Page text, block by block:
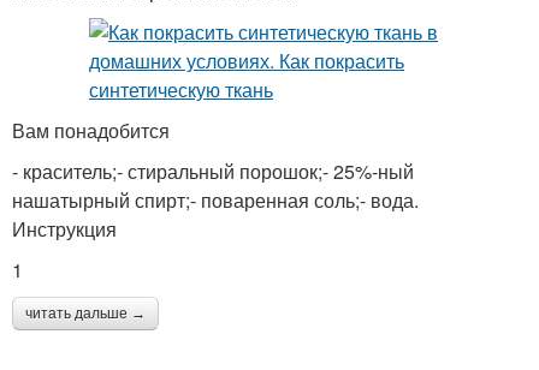
Вам понадобится
- краситель;- стиральный порошок;- 25%-ный
нашатырный спирт;- поваренная соль;- вода.
Инструкция
1
читать дальше →